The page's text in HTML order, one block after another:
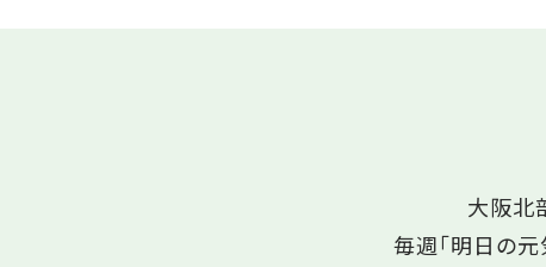
大阪北
毎週「明日の元